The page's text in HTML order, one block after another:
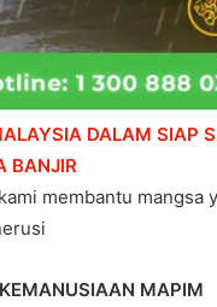
DALAM SIAP
BANJIR
membantu
MAPIM